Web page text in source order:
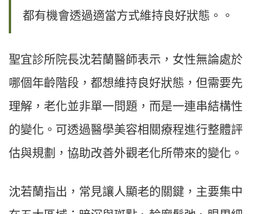
都有機會透過適當方式維持良好狀態。。
聖宜診所院長沈若蘭醫師表示，女性無論處於
哪個年齡階段，都想維持良好狀態，但需要先
理解，老化並非單一問題，而是一連串結構性
的變化。可透過醫學美容相關療程進行整體評
估與規劃，協助改善外觀老化所帶來的變化。
沈若蘭指出，常見讓人顯老的關鍵，主要集中